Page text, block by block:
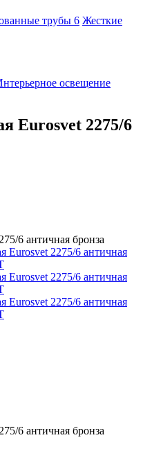
трубы 6 Жесткие
освещение
Eurosvet 2275/6
6 античная бронза
6 античная бронза